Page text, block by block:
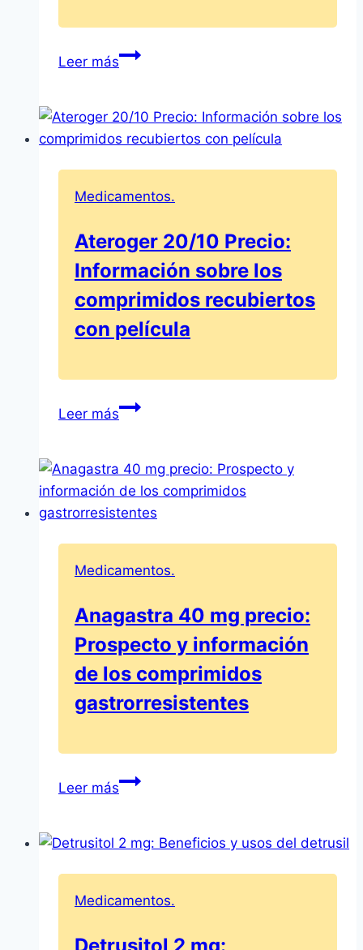
Leer másArtilog
Precio
sin
beneficios
Medicamentos.
Ateroger 20/10 Precio:
Información sobre los
comprimidos recubiertos
con película
Leer másAteroger
Información
sobre
los
con
Medicamentos.
Anagastra 40 mg precio:
Prospecto y información
de los comprimidos
gastrorresistentes
Leer másAnagastra
precio:
información
Medicamentos.
Detrusitol 2 mg: